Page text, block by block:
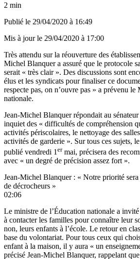
2 min
Publié le 29/04/2020 à 16:49
Mis à jour le 29/04/2020 à 17:00
Très attendu sur la réouverture des
Michel Blanquer a assuré que le protocole
serait « très clair ». Des discussions sont
élus et les syndicats pour finaliser ce
respecte pas, on n’ouvre pas » a prévenu
nationale.
Jean-Michel Blanquer répondait au
inquiet des « difficultés de compréhension
activités périscolaires, le nettoyage des
activités de garderie ». Sur tous ces sujets,
publié vendredi 1 ermai, précisera des
avec « un degré de précision assez fort ».
Jean-Michel Blanquer : « Notre priorité sera
de décrocheurs »
02:06
Le ministre de l’Éducation nationale a invité
à contacter les familles pour connaître leur
non, leurs enfants à l’école. Le retour en
base du volontariat. Pour tous ceux qui
enfant à la maison, il y aura « un
précisé Jean-Michel Blanquer, rappelant